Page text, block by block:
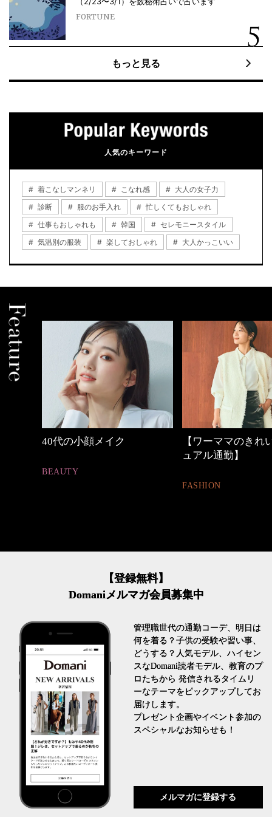
FORTUNE
もっと見る
人気のキーワード
着こなしマンネリ こなれ感
大人の女子力
診断
服のお手入れ
忙しくてもおしゃれ
仕事もおしゃれも
韓国
セレモニースタイル
気温別の服装
楽しておしゃれ 大人かっこいい
40代の小顔メイク
BEAUTY
【ワーママのきれいめ
ュアル通勤】
FASHION
【登録無料】
Domaniメルマガ会員募集中
管理職世代の通勤コーデ、明日は
何を着る？子供の受験や習い事、
どうする？人気モデル、ハイセン
スなDomani読者モデル、教育のプ
ロたちから 発信されるタイムリ
ーなテーマをピックアップしてお
届けします。
プレゼント企画やイベント参加の
スペシャルなお知らせも！
メルマガに登録する